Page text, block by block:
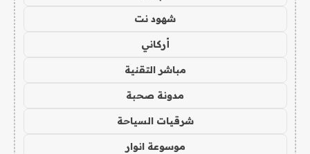
شهود نت
أركاني
مباشر التقنية
مدونة صحبة
شرقيات السياحة
موسوعة انوار